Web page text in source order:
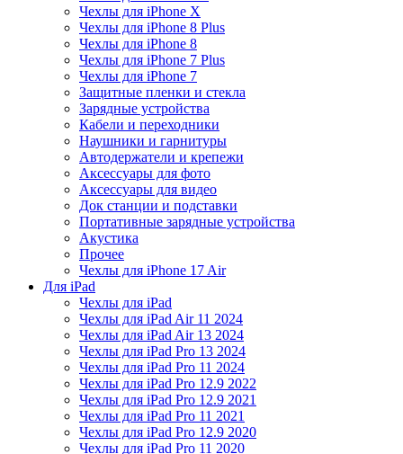
Чехлы для iPhone X
Чехлы для iPhone 8 Plus
Чехлы для iPhone 8
Чехлы для iPhone 7 Plus
Чехлы для iPhone 7
Защитные пленки и стекла
Зарядные устройства
Кабели и переходники
Наушники и гарнитуры
Автодержатели и крепежи
Аксессуары для фото
Аксессуары для видео
Док станции и подставки
Портативные зарядные устройства
Акустика
Прочее
Чехлы для iPhone 17 Air
Для iPad
Чехлы для iPad
Чехлы для iPad Air 11 2024
Чехлы для iPad Air 13 2024
Чехлы для iPad Pro 13 2024
Чехлы для iPad Pro 11 2024
Чехлы для iPad Pro 12.9 2022
Чехлы для iPad Pro 12.9 2021
Чехлы для iPad Pro 11 2021
Чехлы для iPad Pro 12.9 2020
Чехлы для iPad Pro 11 2020